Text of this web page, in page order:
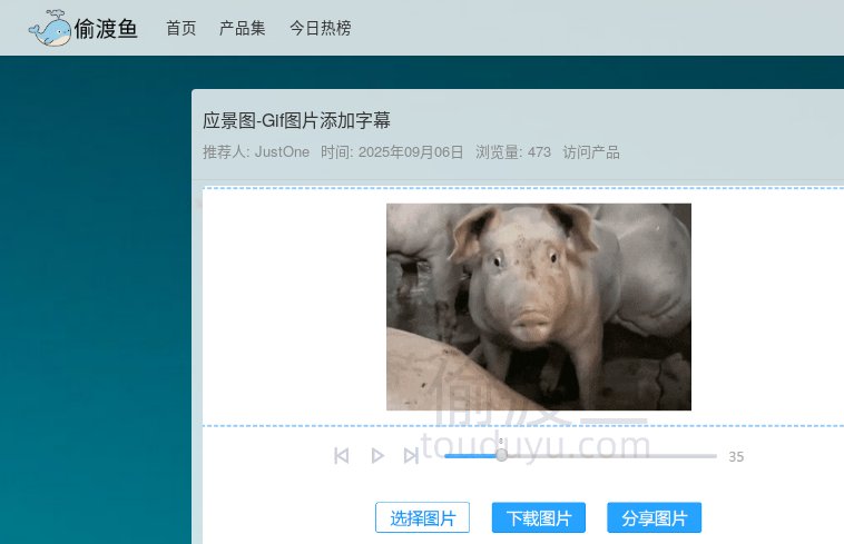
首页 产品集 今日热榜
应景图-Gif图片添加字幕
推荐人: JustOne 时间: 2025年09月06日 浏览量: 473 访问产品